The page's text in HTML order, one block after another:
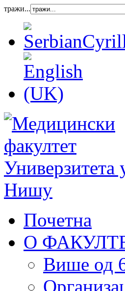
тражи...
Почетна
О
Више од